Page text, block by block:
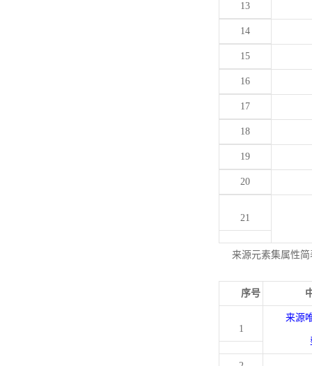
13
14
15
16
17
18
19
20
21
来源元素集属性简
序号
1
来源